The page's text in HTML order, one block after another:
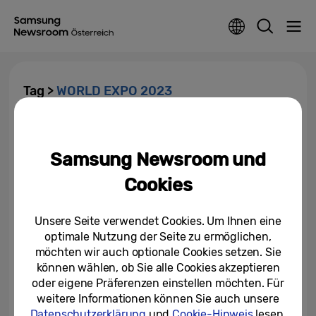
Tag >WORLD EXPO 2023
Wachstumschancen für...
06/09/2023
Samsung Newsroom und
Cookies
Unsere Seite verwendet Cookies. Um Ihnen eine
optimale Nutzung der Seite zu ermöglichen,
möchten wir auch optionale Cookies setzen. Sie
können wählen, ob Sie alle Cookies akzeptieren
oder eigene Präferenzen einstellen möchten. Für
weitere Informationen können Sie auch unsere